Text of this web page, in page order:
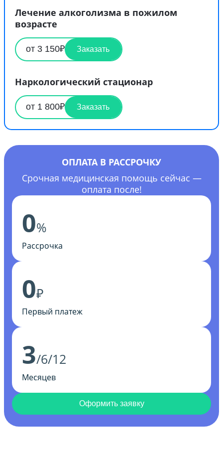
Лечение алкоголизма в пожилом
возрасте
от 3 150₽ Заказать
Наркологический стационар
от 1 800₽ Заказать
ОПЛАТА В РАССРОЧКУ
Срочная медицинская помощь сейчас —
оплата после!
0%
Рассрочка
0₽
Первый платеж
3/6/12
Месяцев
Оформить заявку